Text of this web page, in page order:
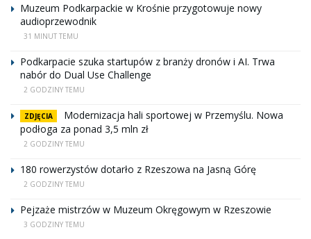
Muzeum Podkarpackie w Krośnie przygotowuje nowy
audioprzewodnik
31 MINUT TEMU
Podkarpacie szuka startupów z branży dronów i AI. Trwa
nabór do Dual Use Challenge
2 GODZINY TEMU
ZDJĘCIA
Modernizacja hali sportowej w Przemyślu. Nowa
podłoga za ponad 3,5 mln zł
2 GODZINY TEMU
180 rowerzystów dotarło z Rzeszowa na Jasną Górę
2 GODZINY TEMU
Pejzaże mistrzów w Muzeum Okręgowym w Rzeszowie
3 GODZINY TEMU